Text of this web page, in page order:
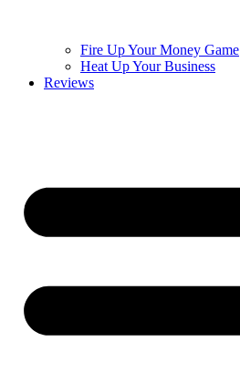
Fire Up Your Money Game
Heat Up Your Business
Reviews